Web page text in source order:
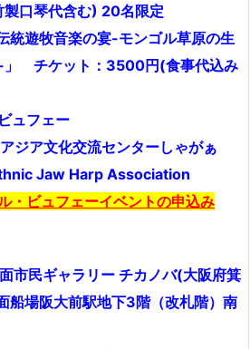
口琴代含む) 20名限定
遊牧音楽の宴-モンゴル草原の生
-」 チケット：3500円(食事代込み
ュフェー
ジア文化交流センターしゃがぁ
Jaw Harp Association
・ビュフェーイベントの申込み
市民ギャラリー チカノバ(大阪府箕
場阪大前駅地下3階（改札階）南